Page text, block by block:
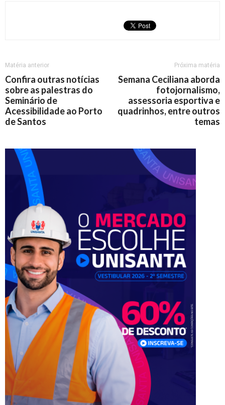
Matéria anterior
Confira outras notícias
sobre as palestras do
Seminário de
Acessibilidade ao Porto
de Santos
Próxima matéria
Semana Ceciliana aborda
fotojornalismo,
assessoria esportiva e
quadrinhos, entre outros
temas